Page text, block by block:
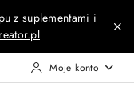
z suplementami i
Moje konto